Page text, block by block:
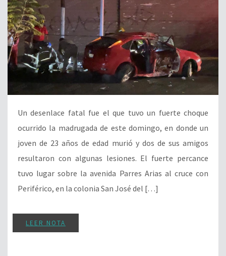
Un desenlace fatal fue el que tuvo un fuerte choque
ocurrido la madrugada de este domingo, en donde un
joven de 23 años de edad murió y dos de sus amigos
resultaron con algunas lesiones. El fuerte percance
tuvo lugar sobre la avenida Parres Arias al cruce con
Periférico, en la colonia San José del […]
LEER NOTA